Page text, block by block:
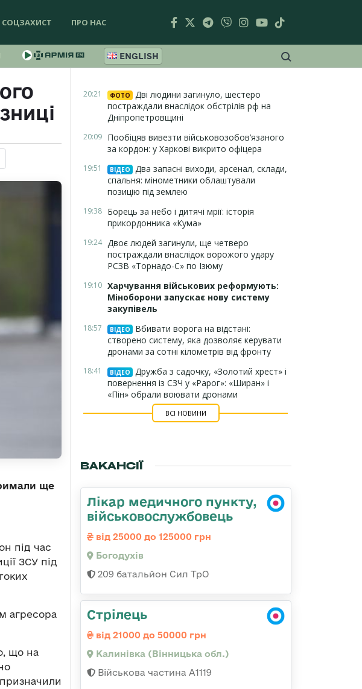
СОЦЗАХИСТ ПРО НАС
ENGLISH
ще
під час
ЗСУ під
агресора
що на
20:21 ФОТО
Дві людини загинуло, шестеро
постраждали внаслідок обстрілів рф на
Дніпропетровщині
20:09 Пообіцяв вивезти військовозобов’язаного
за кордон: у Харкові викрито офіцера
19:51 ВІДЕО
Два запасні виходи, арсенал, склади,
спальня: мінометники облаштували
позицію під землею
19:38 Борець за небо і дитячі мрії: історія
прикордонника «Кума»
19:24 Двоє людей загинули, ще четверо
постраждали внаслідок ворожого удару
РСЗВ «Торнадо-С» по Ізюму
19:10 Харчування військових реформують:
Міноборони запускає нову систему
закупівель
18:57 ВІДЕО
Вбивати ворога на відстані:
створено систему, яка дозволяє керувати
дронами за сотні кілометрів від фронту
18:41 ВІДЕО
Дружба з садочку, «Золотий хрест» і
повернення із СЗЧ у «Рарог»: «Ширан» і
«Пін» обрали воювати дронами
ВСІ НОВИНИ
ВАКАНСІЇ
Лікар медичного пункту,
військовослужбовець
від 25000 до 125000 грн
Богодухів
209 батальйон Сил ТрО
Стрілець
від 21000 до 50000 грн
Калинівка (Вінницька обл.)
Військова частина А1119